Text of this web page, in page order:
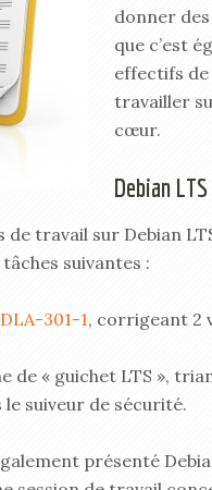
donner des
que c’est
effectifs
travailler
cœur.
Debian LTS
de travail sur Debian
suivantes :
DLA-301-1, corrigeant 2
de « guichet LTS »,
le suiveur de sécurité.
présenté